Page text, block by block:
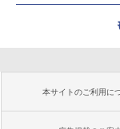
本サイトのご利用に